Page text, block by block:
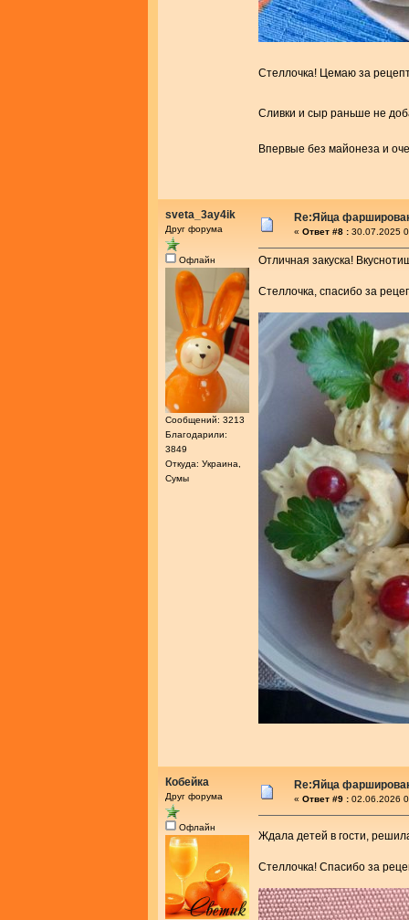
Стеллочка! Цемаю за
Сливки и сыр раньше не
Впервые без майонеза и
sveta_3ay4ik
Друг форума
Офлайн
Сообщений: 3213
Благодарили:
3849
Откуда: Украина,
Сумы
Re:Яйца
« Ответ #8 : 30.07.2025
Отличная закуска!
Стеллочка, спасибо за
Кобейка
Друг форума
Офлайн
Re:Яйца
« Ответ #9 : 02.06.2026
Ждала детей в гости,
Стеллочка! Спасибо за